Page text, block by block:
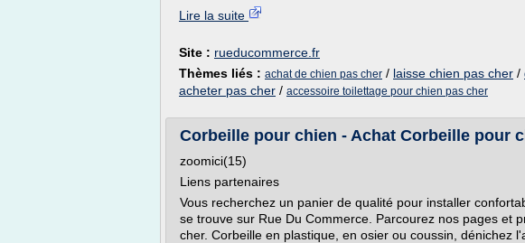
Lire la suite
Site : rueducommerce.fr
Thèmes liés : achat de chien pas cher / laisse chien pas cher /
acheter pas cher / accessoire toilettage pour chien pas cher
Corbeille pour chien - Achat Corbeille pour
zoomici(15)
Liens partenaires
Vous recherchez un panier de qualité pour installer
se trouve sur Rue Du Commerce. Parcourez nos pages et
cher. Corbeille en plastique, en osier ou coussin, dénichez